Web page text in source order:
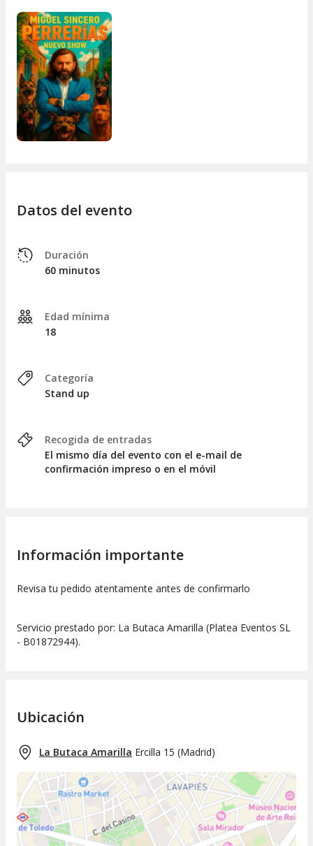
Datos del evento
Duración
60 minutos
Edad mínima
18
Categoría
Stand up
Recogida de entradas
El mismo día del evento con el e-mail de
confirmación impreso o en el móvil
Información importante
Revisa tu pedido atentamente antes de confirmarlo
Servicio prestado por: La Butaca Amarilla (Platea Eventos SL
- B01872944).
Ubicación
La Butaca Amarilla Ercilla 15 (Madrid)